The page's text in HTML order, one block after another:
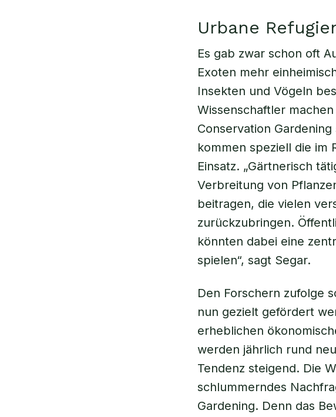
Urbane
Es gab zwar schon oft
Exoten mehr
Insekten und Vögeln
Wissenschaftler
Conservation
kommen speziell die im
Einsatz. „Gärtnerisch
Verbreitung von
beitragen, die vielen
zurückzubringen.
könnten dabei eine
spielen“, sagt Segar.
Den Forschern zufolge
nun gezielt gefördert
erheblichen
werden jährlich rund
Tendenz steigend. Die
schlummerndes
Gardening. Denn das